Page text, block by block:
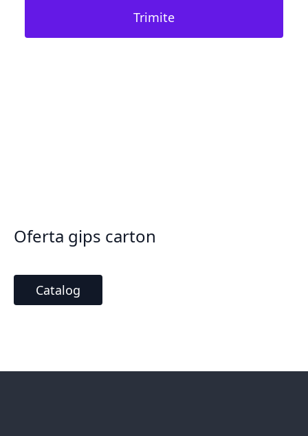
Trimite
Oferta gips carton
Catalog